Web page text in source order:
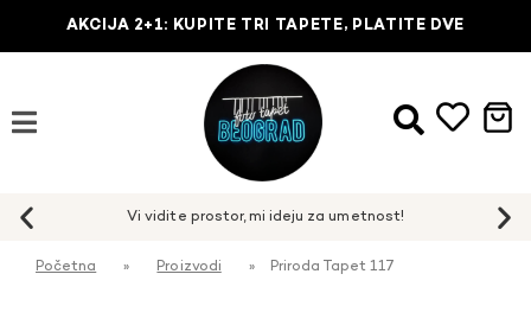
AKCIJA 2+1: KUPITE TRI TAPETE, PLATITE DVE
Početna » Proizvodi » Priroda Tapet 117